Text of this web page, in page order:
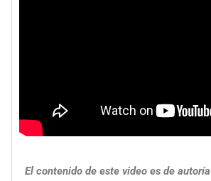
El contenido de este video es de